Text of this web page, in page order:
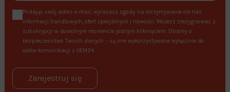
Podając swój adres e-mail, wyrażasz zgodę na otrzymywanie od nas
informacji handlowych, ofert specjalnych i nowości. Możesz zrezygnować z
subskrypcji w dowolnym momencie jednym kliknięciem. Dbamy o
bezpieczeństwo Twoich danych – są one wykorzystywane wyłącznie do
celów komunikacji z OEM24.
Zarejestruj się